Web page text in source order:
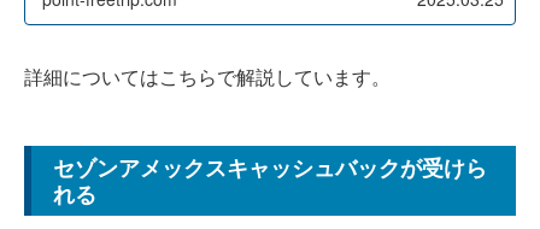
詳細についてはこちらで解説しています。
セゾンアメックスキャッシュバックが受けら
れる